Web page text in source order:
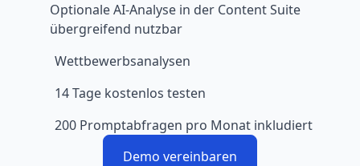
Optionale AI-Analyse in der Content Suite
übergreifend nutzbar
Wettbewerbsanalysen
14 Tage kostenlos testen
200 Promptabfragen pro Monat inkludiert
Demo vereinbaren